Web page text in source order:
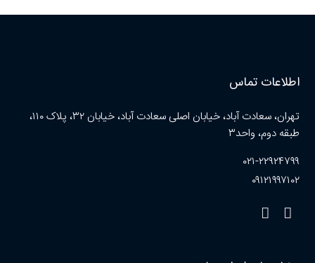
اطلاعات تماس
تهران، سعادت آباد، خیابان اصلی سعادت آباد، خیابان ۳۲، پلاک ۱۱۰،
طبقه دوم، واحد۳
۰۲۱-۲۲۹۲۴۷۹۹
۰۹۱۲۱۹۹۷۱۰۲